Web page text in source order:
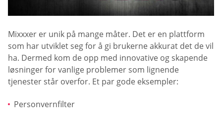
Mixxxer er unik på mange måter. Det er en plattform
som har utviklet seg for å gi brukerne akkurat det de vil
ha. Dermed kom de opp med innovative og skapende
løsninger for vanlige problemer som lignende
tjenester står overfor. Et par gode eksempler:
Personvernfilter